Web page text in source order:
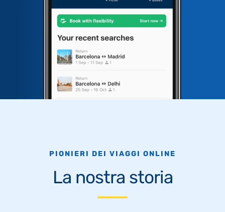
PIONIERI DEI VIAGGI ONLINE
La nostra storia